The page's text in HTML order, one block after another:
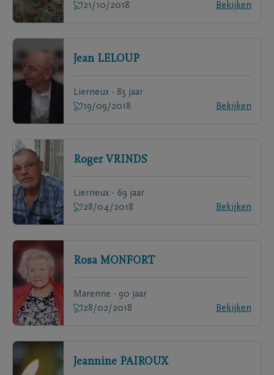
21/10/2018
Bekijken
Jean LELOUP
Lierneux - 85 jaar
19/09/2018
Bekijken
Roger VRINDS
Lierneux - 69 jaar
28/04/2018
Bekijken
Rosa MONFORT
Marenne - 90 jaar
28/02/2018
Bekijken
Jeannine PAIROUX